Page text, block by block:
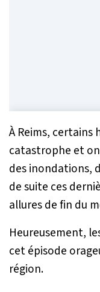
À Reims,
catastrophe et
des inondations,
de suite ces
allures de fin du
Heureusement,
cet épisode
région.